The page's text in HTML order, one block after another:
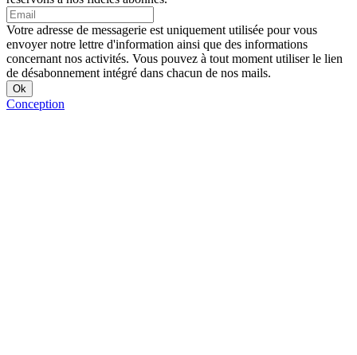
Votre adresse de messagerie est uniquement utilisée pour vous
envoyer notre lettre d'information ainsi que des informations
concernant nos activités. Vous pouvez à tout moment utiliser le lien
de désabonnement intégré dans chacun de nos mails.
Conception